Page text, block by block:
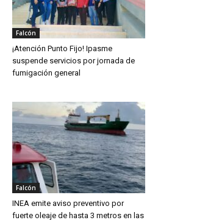
Falcón
¡Atención Punto Fijo! Ipasme
suspende servicios por jornada de
fumigación general
Falcón
INEA emite aviso preventivo por
fuerte oleaje de hasta 3 metros en las